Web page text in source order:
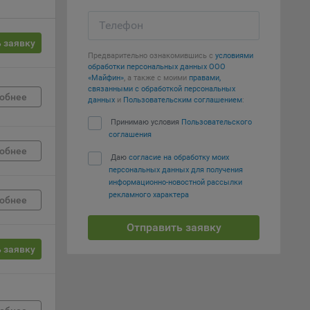
заявку
заявку
Телефон
Предварительно ознакомившись с условиями
обработки персональных данных ООО
«Майфин», а также с моими правами,
связанными с обработкой персональных
данных и Пользовательским соглашением:
Принимаю условия Пользовательского
соглашения
Даю согласие на обработку моих
персональных данных для получения
информационно-новостной рассылки
рекламного характера
Отправить заявку